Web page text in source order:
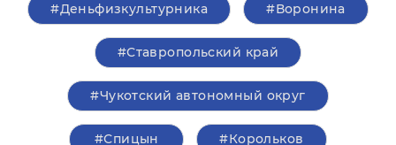
#Деньфизкультурника #Воронина
#Ставропольский край
#Чукотский автономный округ
#Спицын #Корольков